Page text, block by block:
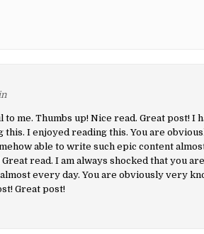
me. Thumbs up! Nice read. Great post! I
I enjoyed reading this. You are
able to write such epic content
read. I am always shocked that you
every day. You are obviously very
Great post!